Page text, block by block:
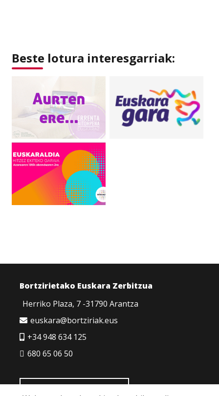
Beste lotura interesgarriak:
Bortzirietako Euskara Zerbitzua
Herriko Plaza, 7 -31790 Arantza
euskara@bortziriak.eus
+34 948 634 125
680 65 06 50